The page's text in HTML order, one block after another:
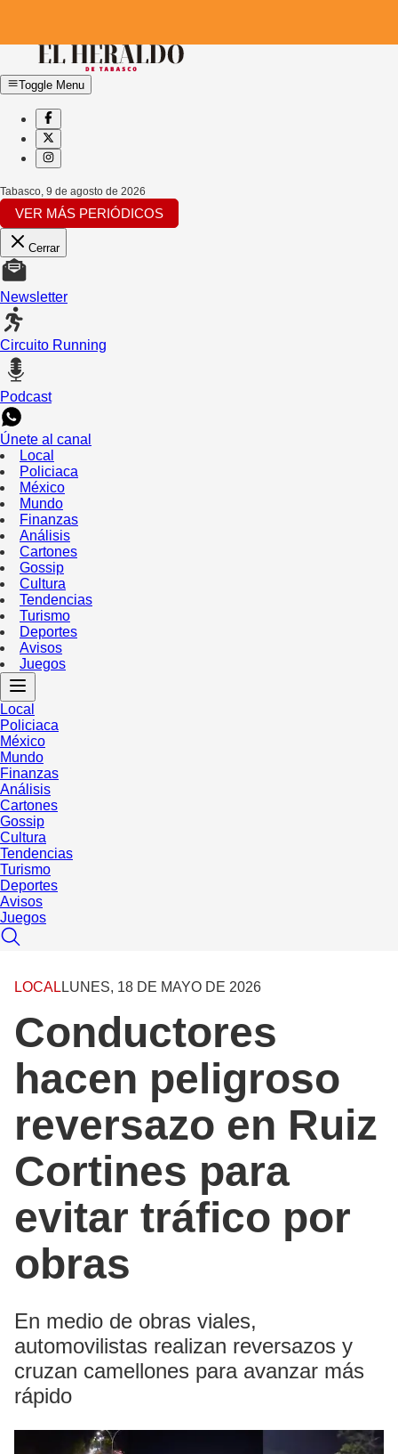
Toggle Menu
Tabasco, 9 de agosto de 2026
VER MÁS PERIÓDICOS
Cerrar
Newsletter
Circuito Running
Podcast
Únete al canal
Local
Policiaca
México
Mundo
Finanzas
Análisis
Cartones
Gossip
Cultura
Tendencias
Turismo
Deportes
Avisos
Juegos
Local
Policiaca
México
Mundo
Finanzas
Análisis
Cartones
Gossip
Cultura
Tendencias
Turismo
Deportes
Avisos
Juegos
LOCAL LUNES, 18 DE MAYO DE 2026
Conductores
hacen peligroso
reversazo en Ruiz
Cortines para
evitar tráfico por
obras
En medio de obras viales,
automovilistas realizan reversazos y
cruzan camellones para avanzar más
rápido